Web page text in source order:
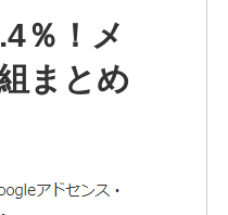
％！メ
まとめ